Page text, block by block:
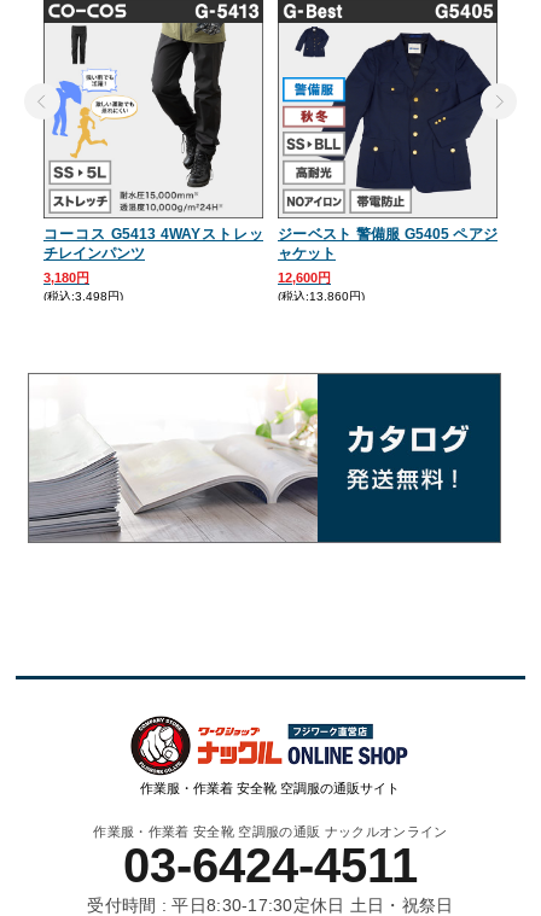
コーコス G5413 4WAYストレッ
チレインパンツ
3,180円
(税込:3,498円)
ジーベスト 警備服 G5405 ペアジ
ャケット
12,600円
(税込:13,860円)
作業服・作業着 安全靴 空調服の通販サイト
作業服・作業着 安全靴 空調服の通販 ナックルオンライン
03-6424-4511
受付時間 : 平日8:30-17:30定休日 土日・祝祭日